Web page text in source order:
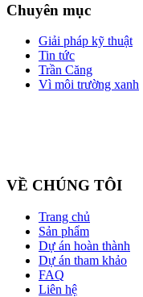
Chuyên mục
Giải pháp kỹ thuật
Tin tức
Trần Căng
Vì môi trường xanh
VỀ CHÚNG TÔI
Trang chủ
Sản phẩm
Dự án hoàn thành
Dự án tham khảo
FAQ
Liên hệ